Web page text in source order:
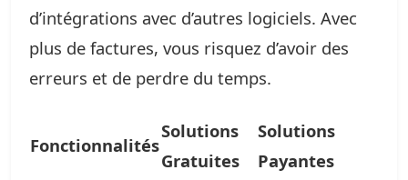
d’intégrations avec d’autres logiciels. Avec
plus de factures, vous risquez d’avoir des
erreurs et de perdre du temps.
Fonctionnalités
Solutions
Gratuites
Solutions
Payantes